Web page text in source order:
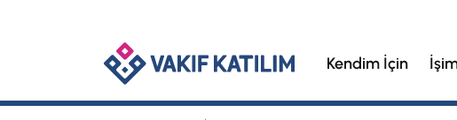
Kendim İçin